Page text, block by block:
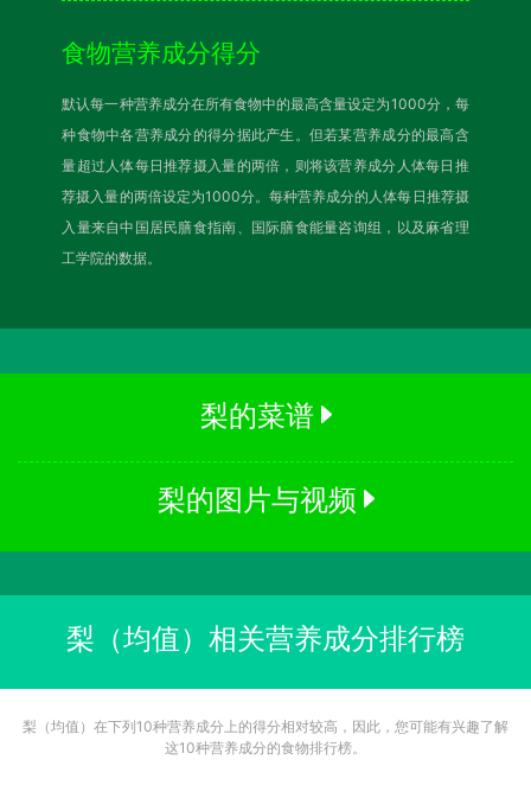
食物营养成分得分
默认每一种营养成分在所有食物中的最高含量设定为1000分，每
种食物中各营养成分的得分据此产生。但若某营养成分的最高含
量超过人体每日推荐摄入量的两倍，则将该营养成分人体每日推
荐摄入量的两倍设定为1000分。每种营养成分的人体每日推荐摄
入量来自中国居民膳食指南、国际膳食能量咨询组，以及麻省理
工学院的数据。
梨的菜谱
梨的图片与视频
梨（均值）相关营养成分排行榜
梨（均值）在下列10种营养成分上的得分相对较高，因此，您可能有兴趣了解
这10种营养成分的食物排行榜。